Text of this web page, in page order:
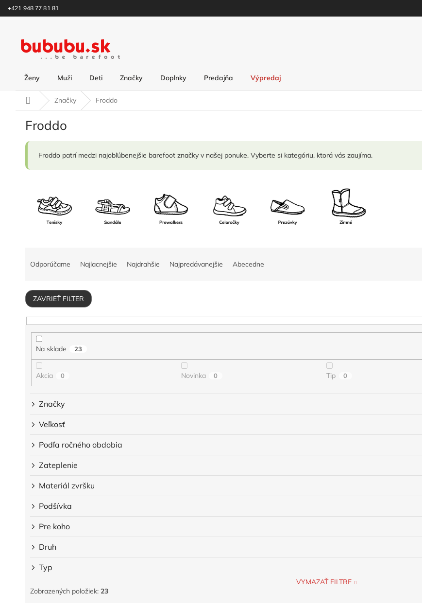
Prejsť+421 948 77 81 81
Ženy Muži Deti Značky Doplnky Predajňa Výpredaj
DomovZnačky Froddo
Froddo
Froddo patrí medzi najobľúbenejšie barefoot značky v našej ponuke. Vyberte si kategóriu, ktorá vás zaujíma.
n
i
e
p
Odporúčame Najlacnejšie Najdrahšie Najpredávanejšie Abecedne
ZAVRIEŤ FILTER
Na sklade 23
Akcia 0 Novinka 0 Tip 0
Značky
Veľkosť
Podľa ročného obdobia
Zateplenie
Materiál zvršku
Podšívka
Pre koho
Druh
Typ
VYMAZAŤ FILTRE
Zobrazených položiek: 23